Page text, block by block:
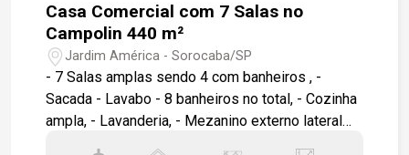
Casa Comercial com 7 Salas no
Campolin 440 m²
Jardim América - Sorocaba/SP
- 7 Salas amplas sendo 4 com banheiros , -
Sacada - Lavabo - 8 banheiros no total, - Cozinha
ampla, - Lavanderia, - Mezanino externo lateral